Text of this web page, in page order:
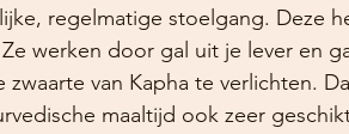
regelmatige stoelgang. Deze
werken door gal uit je lever en
van Kapha te verlichten.
maaltijd ook zeer